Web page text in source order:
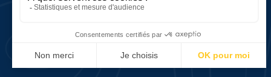
76600 Le Havre, France
Tél. (+33) 2 35 42 78 84